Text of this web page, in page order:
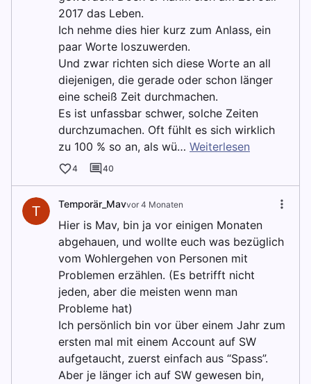
2017 das Leben.
Ich nehme dies hier kurz zum Anlass, ein
paar Worte loszuwerden.
Und zwar richten sich diese Worte an all
diejenigen, die gerade oder schon länger
eine scheiß Zeit durchmachen.
Es ist unfassbar schwer, solche Zeiten
durchzumachen. Oft fühlt es sich wirklich
zu 100 % so an, als wü… Weiterlesen
4 40
T Temporär_Mavvor 4 Monaten
Hier is Mav, bin ja vor einigen Monaten
abgehauen, und wollte euch was bezüglich
vom Wohlergehen von Personen mit
Problemen erzählen. (Es betrifft nicht
jeden, aber die meisten wenn man
Probleme hat)
Ich persönlich bin vor über einem Jahr zum
ersten mal mit einem Account auf SW
aufgetaucht, zuerst einfach aus “Spass”.
Aber je länger ich auf SW gewesen bin,